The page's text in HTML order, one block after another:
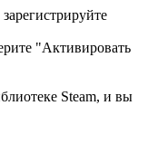
"Активировать
Steam, и вы